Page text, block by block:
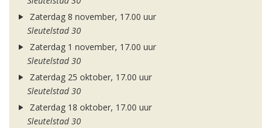
Zaterdag 8 november, 17.00 uur
Sleutelstad 30
Zaterdag 1 november, 17.00 uur
Sleutelstad 30
Zaterdag 25 oktober, 17.00 uur
Sleutelstad 30
Zaterdag 18 oktober, 17.00 uur
Sleutelstad 30